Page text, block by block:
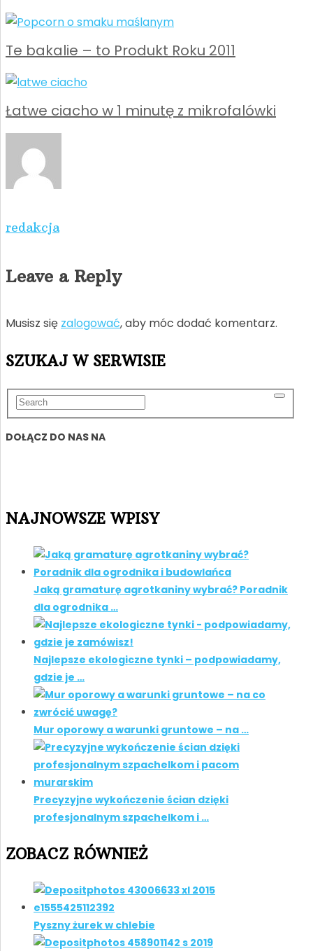
Te bakalie – to Produkt Roku 2011
Łatwe ciacho w 1 minutę z mikrofalówki
redakcja
Leave a Reply
Musisz się zalogować, aby móc dodać komentarz.
SZUKAJ W SERWISIE
DOŁĄCZ DO NAS NA
NAJNOWSZE WPISY
Jaką gramaturę agrotkaniny wybrać? Poradnik
dla ogrodnika …
Najlepsze ekologiczne tynki – podpowiadamy,
gdzie je …
Mur oporowy a warunki gruntowe – na …
Precyzyjne wykończenie ścian dzięki
profesjonalnym szpachelkom i …
ZOBACZ RÓWNIEŻ
Pyszny żurek w chlebie